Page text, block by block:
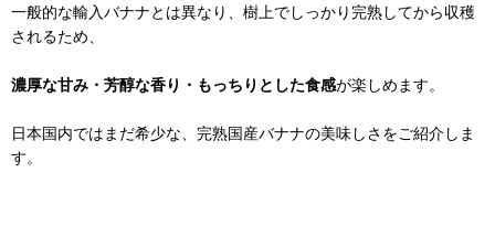
一般的な輸入バナナとは異なり、樹上でしっかり完熟してから収穫
されるため、
濃厚な甘み・芳醇な香り・もっちりとした食感が楽しめます。
日本国内ではまだ希少な、完熟国産バナナの美味しさをご紹介しま
す。